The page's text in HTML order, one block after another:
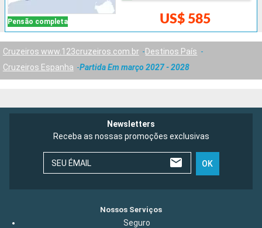
Pensão completa US$ 585
Cruzeiros www.123cruzeiros.com.br
Destinos País
Cruzeiros Espanha
Partida Em março 2027 - 2028
Newsletters
Receba as nossas promoções exclusivas
SEU ÉMAIL OK
Nossos Serviços
Seguro